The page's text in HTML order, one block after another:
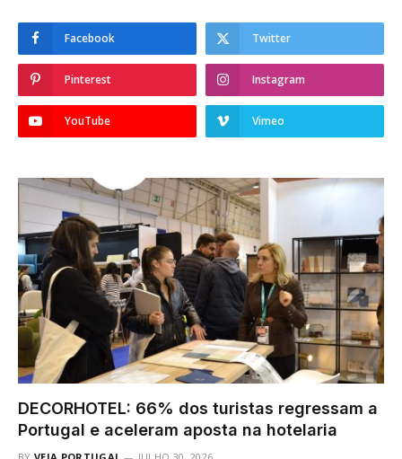
Facebook Twitter
Pinterest Instagram
YouTube Vimeo
DECORHOTEL: 66% dos turistas regressam a
Portugal e aceleram aposta na hotelaria